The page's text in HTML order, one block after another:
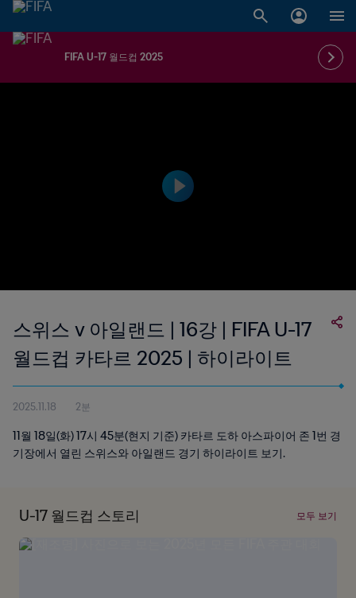
FIFA U-17 월드컵 2025
스위스 v 아일랜드 | 16강 | FIFA U-17
월드컵 카타르 2025 | 하이라이트
2025.11.18 2분
11월 18일(화) 17시 45분(현지 기준) 카타르 도하 아스파이어 존 1번 경
기장에서 열린 스위스와 아일랜드 경기 하이라이트 보기.
U-17 월드컵 스토리 모두 보기